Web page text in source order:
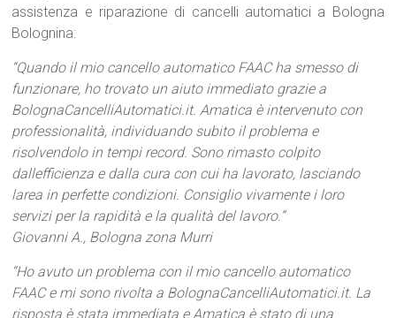
assistenza e riparazione di cancelli automatici a Bologna
Bolognina:
“Quando il mio cancello automatico FAAC ha smesso di
funzionare, ho trovato un aiuto immediato grazie a
BolognaCancelliAutomatici.it. Amatica è intervenuto con
professionalità, individuando subito il problema e
risolvendolo in tempi record. Sono rimasto colpito
dallefficienza e dalla cura con cui ha lavorato, lasciando
larea in perfette condizioni. Consiglio vivamente i loro
servizi per la rapidità e la qualità del lavoro.”
Giovanni A., Bologna zona Murri
“Ho avuto un problema con il mio cancello automatico
FAAC e mi sono rivolta a BolognaCancelliAutomatici.it. La
risposta è stata immediata e Amatica è stato di una